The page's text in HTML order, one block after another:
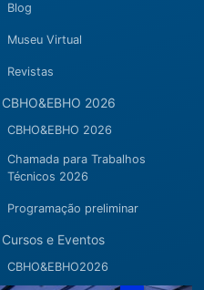
Blog
Museu Virtual
Revistas
CBHO&EBHO 2026
CBHO&EBHO 2026
Chamada para Trabalhos
Técnicos 2026
Programação preliminar
Cursos e Eventos
CBHO&EBHO2026